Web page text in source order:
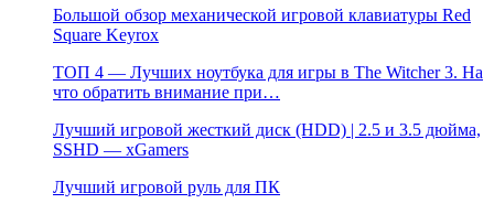
Большой обзор механической игровой клавиатуры Red
Square Keyrox
ТОП 4 — Лучших ноутбука для игры в The Witcher 3. На
что обратить внимание при…
Лучший игровой жесткий диск (HDD) | 2.5 и 3.5 дюйма,
SSHD — xGamers
Лучший игровой руль для ПК